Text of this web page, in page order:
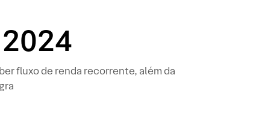
fluxo de renda recorrente, além da